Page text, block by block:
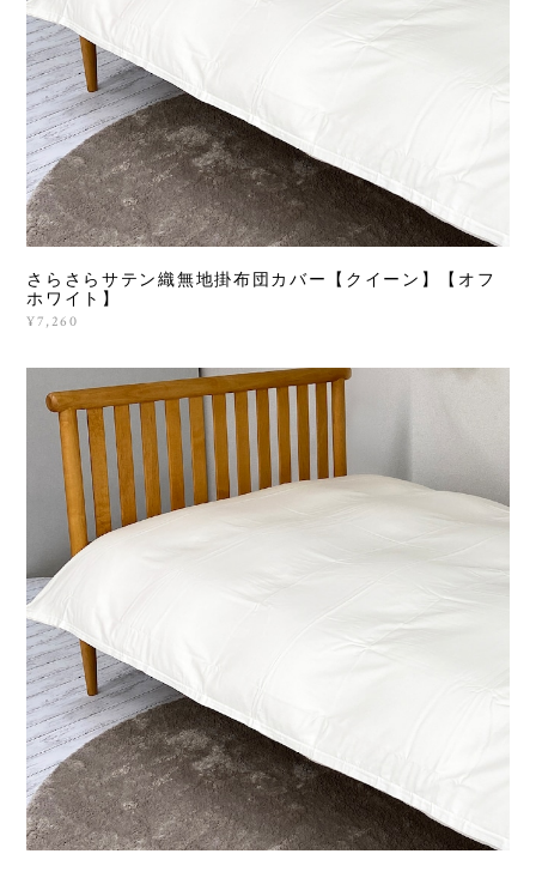
さらさらサテン織無地掛布団カバー【クイーン】【オフ
ホワイト】
¥7,260